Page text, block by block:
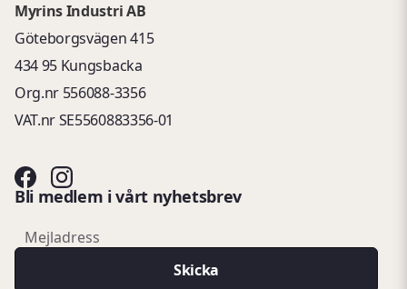
Myrins Industri AB
Göteborgsvägen 415
434 95 Kungsbacka
Org.nr 556088-3356
VAT.nr SE5560883356-01
Bli medlem i vårt nyhetsbrev
email
Mejladress
Skicka